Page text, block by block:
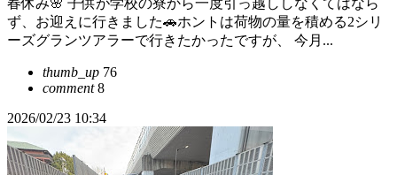
春休み🌸 子供が学校の寮から一度引っ越ししなくてはなら
ず、お迎えに行きました🚗ホントは荷物の量を積める2シリ
ーズグランツアラーで行きたかったですが、 今月...
thumb_up 76
comment8
2026/02/23 10:34